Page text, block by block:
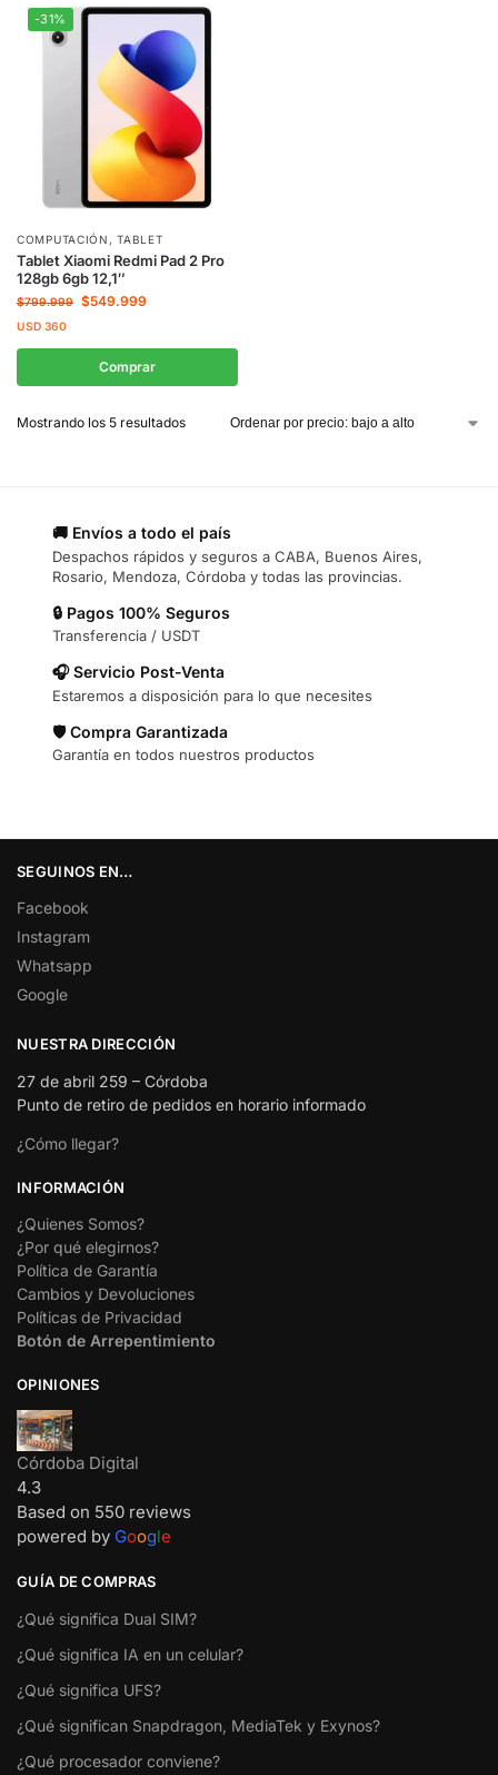
-31%
COMPUTACIÓN ,TABLET
Tablet Xiaomi Redmi Pad 2 Pro
128gb 6gb 12,1″
$799.999 $549.999
USD 360
Comprar
Mostrando los 5 resultados
🚚 Envíos a todo el país
Despachos rápidos y seguros a CABA, Buenos Aires,
Rosario, Mendoza, Córdoba y todas las provincias.
🔒 Pagos 100% Seguros
Transferencia / USDT
🎧 Servicio Post-Venta
Estaremos a disposición para lo que necesites
🛡️ Compra Garantizada
Garantía en todos nuestros productos
SEGUINOS EN…
Facebook
Instagram
Whatsapp
Google
NUESTRA DIRECCIÓN
27 de abril 259 – Córdoba
Punto de retiro de pedidos en horario informado
¿Cómo llegar?
INFORMACIÓN
¿Quienes Somos?
¿Por qué elegirnos?
Política de Garantía
Cambios y Devoluciones
Políticas de Privacidad
Botón de Arrepentimiento
OPINIONES
Córdoba Digital
4.3
Based on 550 reviews
powered by Google
GUÍA DE COMPRAS
¿Qué significa Dual SIM?
¿Qué significa IA en un celular?
¿Qué significa UFS?
¿Qué significan Snapdragon, MediaTek y Exynos?
¿Qué procesador conviene?